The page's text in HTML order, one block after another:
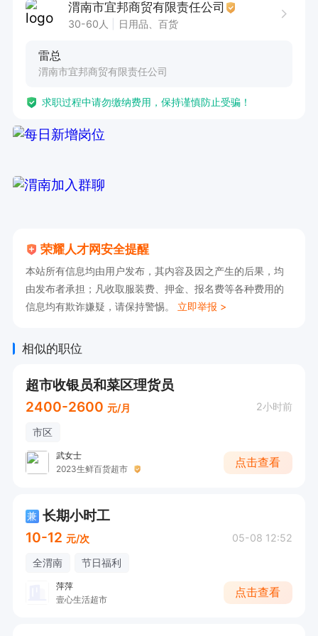
渭南市宜邦商贸有限责任公司
30-60人 日用品、百货
雷总
渭南市宜邦商贸有限责任公司
求职过程中请勿缴纳费用，保持谨慎防止受骗！
荣耀人才网安全提醒
本站所有信息均由用户发布，其内容及因之产生的后果，均
由发布者承担；凡收取服装费、押金、报名费等各种费用的
信息均有欺诈嫌疑，请保持警惕。 立即举报 >
相似的职位
超市收银员和菜区理货员
2400-2600 元/月 2小时前
市区
武女士
2023生鲜百货超市
点击查看
兼 长期小时工
10-12 元/次 05-08 12:52
全渭南 节日福利
萍萍
壹心生活超市
点击查看